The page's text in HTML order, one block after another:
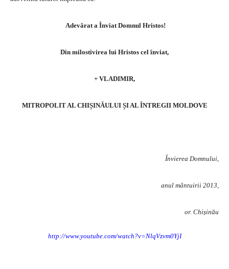
Adevărat a Înviat Domnul Hristos!
Din milostivirea lui Hristos cel înviat,
+ VLADIMIR,
MITROPOLIT AL CHIȘINĂULUI ȘI AL ÎNTREGII MOLDOVE
Învierea Domnului,
anul mântuirii 2013,
or. Chișinău
http://www.youtube.com/watch?v=NlqVzvm0YjI